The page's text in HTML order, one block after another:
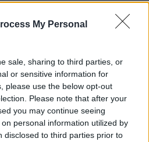
My Personal
sale, sharing to third parties, or
or sensitive information for
please use the below opt-out
Please note that after your
you may continue seeing
personal information utilized by
disclosed to third parties prior to